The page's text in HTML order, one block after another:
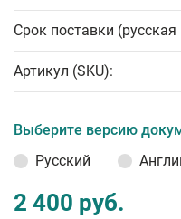
Срок поставки (русская
Артикул (SKU):
Выберите версию
Русский
2 400 руб.